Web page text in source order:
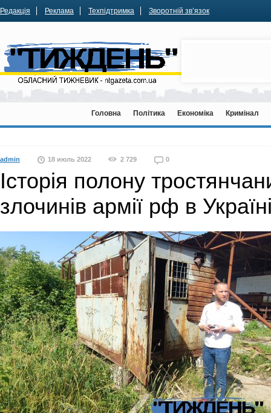
Редакція Реклама Техпідтримка Зворотній зв’язок
Головна Політика Економіка Кримінал
admin 18 июль 2022 2 729 0
Історія полону
злочинів армії рф в